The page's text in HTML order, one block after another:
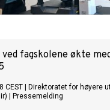
fagskolene økte
CEST
Direktoratet for høyere
Pressemelding